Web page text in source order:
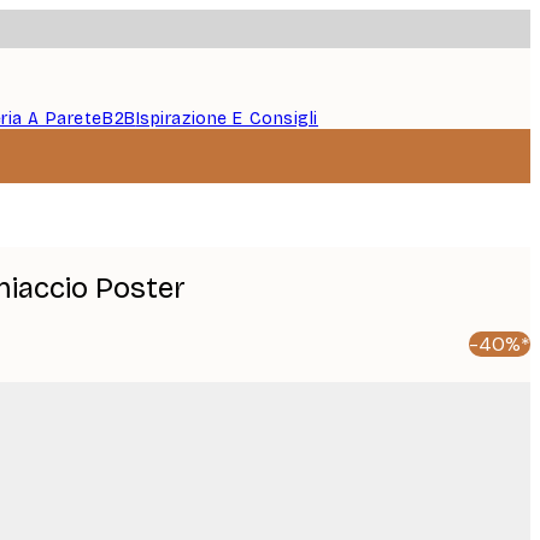
A PareteB2BIspirazione E Consigli
Poster
-40%*